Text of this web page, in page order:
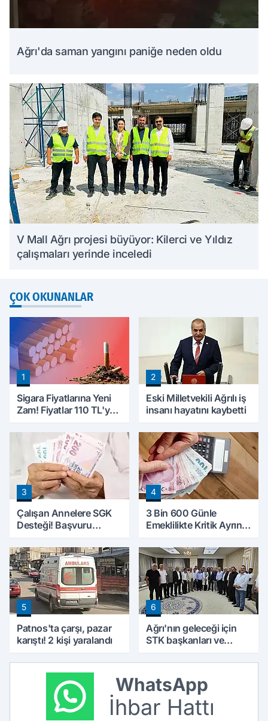
Ağrı'da saman yangını paniğe neden oldu
V Mall Ağrı projesi büyüyor: Kilerci ve Yıldız
çalışmaları yerinde inceledi
ÇOK OKUNANLAR
1
Sigara Fiyatlarına Yeni
Zam! Fiyatlar 110 TL'ye
2
Eski Milletvekili Ağrılı iş
insanı hayatını kaybetti
3
Çalışan Annelere SGK
Desteği! Başvuru
Parası Alabilecekler
4
3 Bin 600 Günle
Emeklilikte Kritik Ayrıntı!
Hesabını Değiştirebilir
5
Patnos'ta çarşı, pazar
karıştı! 2 kişi yaralandı
6
Ağrı'nın geleceği için
STK başkanları ve
araya geldi
WhatsApp
İhbar Hattı